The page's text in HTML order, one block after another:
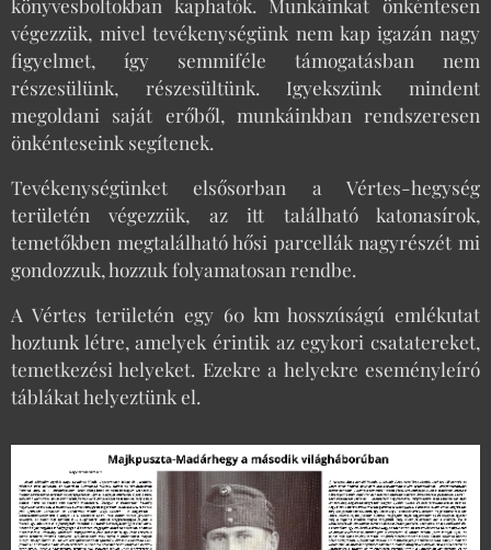
végezzük, mivel tevékenységünk nem kap igazán nagy
figyelmet, így semmiféle támogatásban nem
részesülünk, részesültünk. Igyekszünk mindent
megoldani saját erőből, munkáinkban rendszeresen
önkénteseink segítenek.
Tevékenységünket elsősorban a Vértes-hegység
területén végezzük, az itt található katonasírok,
temetőkben megtalálható hősi parcellák nagyrészét mi
gondozzuk, hozzuk folyamatosan rendbe.
A Vértes területén egy 60 km hosszúságú emlékutat
hoztunk létre, amelyek érintik az egykori csatatereket,
temetkezési helyeket. Ezekre a helyekre eseményleíró
táblákat helyeztünk el.